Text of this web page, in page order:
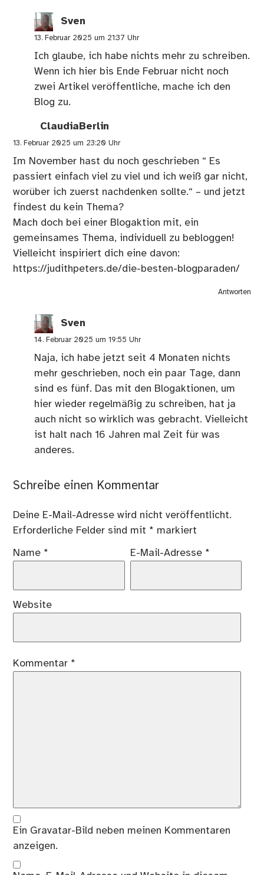
Sven
13. Februar 2025 um 21:37 Uhr
Ich glaube, ich habe nichts mehr zu schreiben.
Wenn ich hier bis Ende Februar nicht noch
zwei Artikel veröffentliche, mache ich den
Blog zu.
ClaudiaBerlin
13. Februar 2025 um 23:20 Uhr
Im November hast du noch geschrieben “ Es
passiert einfach viel zu viel und ich weiß gar nicht,
worüber ich zuerst nachdenken sollte.“ – und jetzt
findest du kein Thema?
Mach doch bei einer Blogaktion mit, ein
gemeinsames Thema, individuell zu bebloggen!
Vielleicht inspiriert dich eine davon:
https://judithpeters.de/die-besten-blogparaden/
Antworten
Sven
14. Februar 2025 um 19:55 Uhr
Naja, ich habe jetzt seit 4 Monaten nichts
mehr geschrieben, noch ein paar Tage, dann
sind es fünf. Das mit den Blogaktionen, um
hier wieder regelmäßig zu schreiben, hat ja
auch nicht so wirklich was gebracht. Vielleicht
ist halt nach 16 Jahren mal Zeit für was
anderes.
Schreibe einen Kommentar
Deine E-Mail-Adresse wird nicht veröffentlicht.
Erforderliche Felder sind mit * markiert
Name * E-Mail-Adresse *
Website
Kommentar *
Ein Gravatar-Bild neben meinen Kommentaren
anzeigen.